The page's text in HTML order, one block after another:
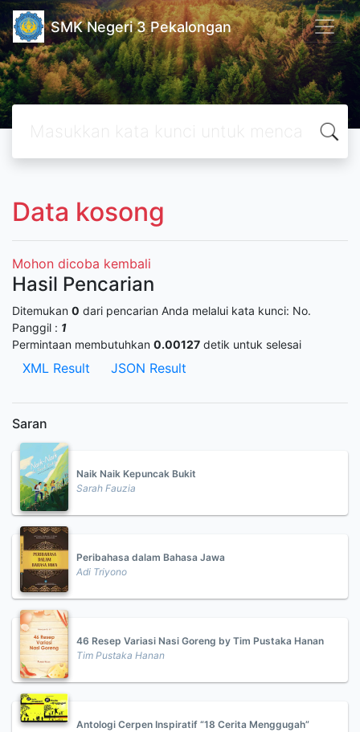
SMK Negeri 3 Pekalongan
Data kosong
Mohon dicoba kembali
Hasil Pencarian
Ditemukan 0 dari pencarian Anda melalui kata kunci: No.
Panggil : 1
Permintaan membutuhkan 0.00127 detik untuk selesai
XML Result JSON Result
Saran
Naik Naik Kepuncak Bukit
Sarah Fauzia
Peribahasa dalam Bahasa Jawa
Adi Triyono
46 Resep Variasi Nasi Goreng by Tim Pustaka Hanan
Tim Pustaka Hanan
Antologi Cerpen Inspiratif “18 Cerita Menggugah”